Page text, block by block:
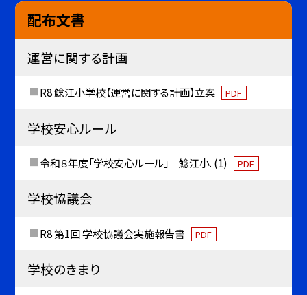
配布文書
運営に関する計画
R8 鯰江小学校【運営に関する計画】立案 PDF
学校安心ルール
令和８年度「学校安心ルール」 鯰江小. (1) PDF
学校協議会
R8 第1回 学校協議会実施報告書 PDF
学校のきまり